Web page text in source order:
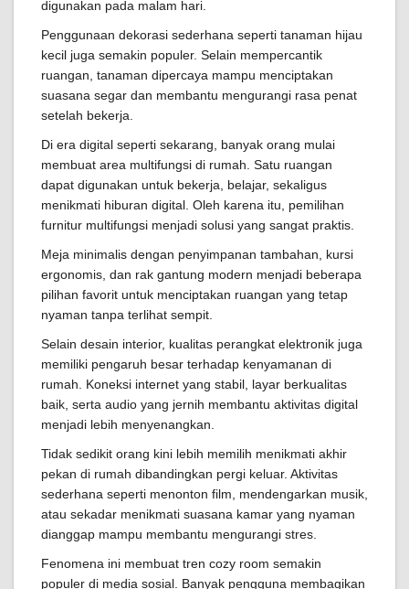
digunakan pada malam hari.
Penggunaan dekorasi sederhana seperti tanaman hijau
kecil juga semakin populer. Selain mempercantik
ruangan, tanaman dipercaya mampu menciptakan
suasana segar dan membantu mengurangi rasa penat
setelah bekerja.
Di era digital seperti sekarang, banyak orang mulai
membuat area multifungsi di rumah. Satu ruangan
dapat digunakan untuk bekerja, belajar, sekaligus
menikmati hiburan digital. Oleh karena itu, pemilihan
furnitur multifungsi menjadi solusi yang sangat praktis.
Meja minimalis dengan penyimpanan tambahan, kursi
ergonomis, dan rak gantung modern menjadi beberapa
pilihan favorit untuk menciptakan ruangan yang tetap
nyaman tanpa terlihat sempit.
Selain desain interior, kualitas perangkat elektronik juga
memiliki pengaruh besar terhadap kenyamanan di
rumah. Koneksi internet yang stabil, layar berkualitas
baik, serta audio yang jernih membantu aktivitas digital
menjadi lebih menyenangkan.
Tidak sedikit orang kini lebih memilih menikmati akhir
pekan di rumah dibandingkan pergi keluar. Aktivitas
sederhana seperti menonton film, mendengarkan musik,
atau sekadar menikmati suasana kamar yang nyaman
dianggap mampu membantu mengurangi stres.
Fenomena ini membuat tren cozy room semakin
populer di media sosial. Banyak pengguna membagikan